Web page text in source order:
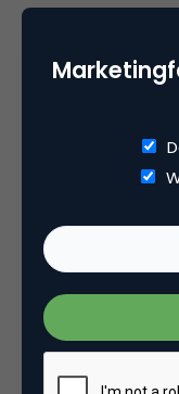
Hoe voelde
‘Trots! Echter, is
alle kennis en
doen?
‘Bij elke stap in
anderen
te maken.’